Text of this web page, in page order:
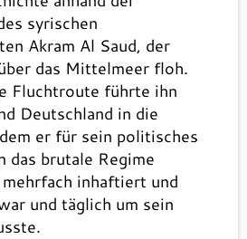
syrischen
Akram Al Saud, der
das Mittelmeer floh.
Fluchtroute führte ihn
Deutschland in die
er für sein politisches
das brutale Regime
inhaftiert und
und täglich um sein